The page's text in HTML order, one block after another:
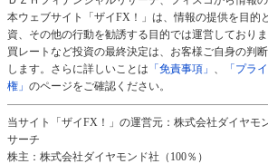
本ウェブサイト「ザイFX！」は、情報の提供を目的
資、その他の行動を勧誘する目的では運営しており
買レートなど投資の最終決定は、お客様ご自身の判
します。さらに詳しいことは 「免責事項」 、
「プラ
権」 のページをご確認ください。
当サイト「ザイFX！」の運営元：株式会社ダイヤモ
サーチ
株主：株式会社ダイヤモンド社（100％）